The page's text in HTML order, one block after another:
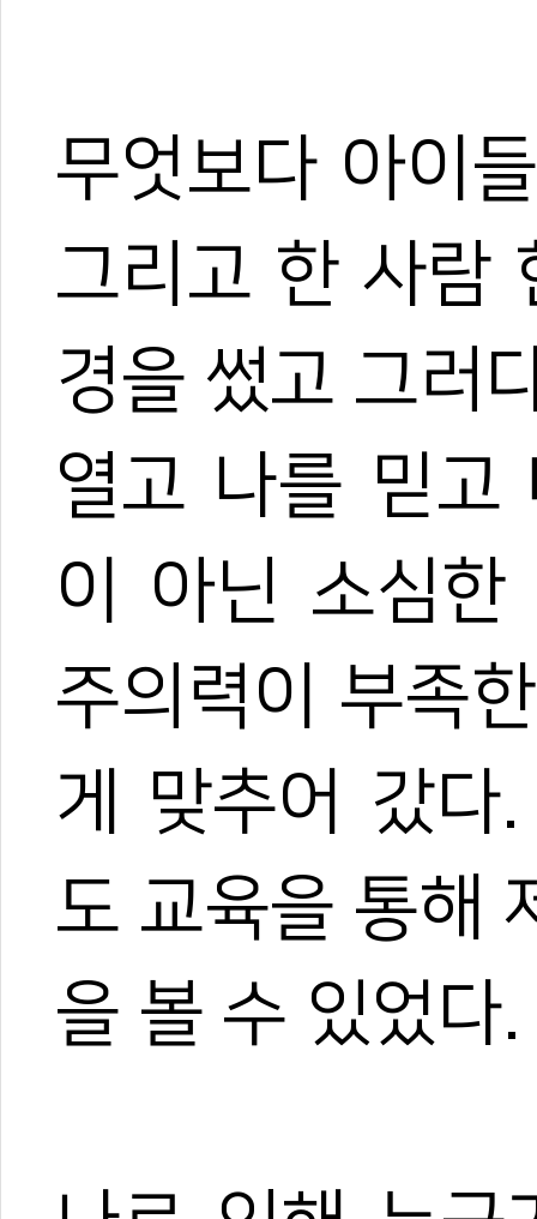
무엇보다 아이
그리고 한 사람
경을 썼고 그러
열고 나를 믿고
이 아닌 소심
주의력이 부족
게 맞추어 갔다
도 교육을 통해
을 볼 수 있었다.